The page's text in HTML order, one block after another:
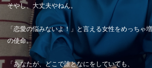
そやし、大丈夫やねん。
「恋愛の悩みないよ！」と言える女性をめっちゃ
の使命。
「あなたが、どこで誰となにをしていても、